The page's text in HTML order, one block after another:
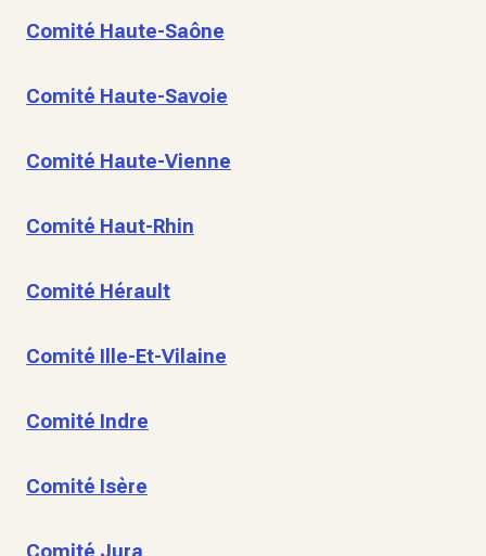
Comité Haute-Saône
Comité Haute-Savoie
Comité Haute-Vienne
Comité Haut-Rhin
Comité Hérault
Comité Ille-Et-Vilaine
Comité Indre
Comité Isère
Comité Jura